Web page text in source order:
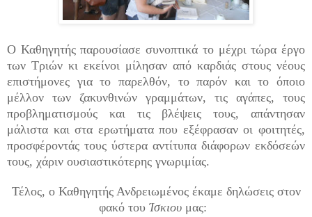
Ο Καθηγητής παρουσίασε συνοπτικά το μέχρι τώρα έργο
των Τριών κι εκείνοι μίλησαν από καρδιάς στους νέους
επιστήμονες για το παρελθόν, το παρόν και το όποιο
μέλλον των ζακυνθινών γραμμάτων, τις αγάπες, τους
προβληματισμούς και τις βλέψεις τους, απάντησαν
μάλιστα και στα ερωτήματα που εξέφρασαν οι φοιτητές,
προσφέροντάς τους ύστερα αντίτυπα διάφορων εκδόσεών
τους, χάριν ουσιαστικότερης γνωριμίας.
Τέλος, ο Καθηγητής Ανδρειωμένος έκαμε δηλώσεις στον
φακό τουΊσκιουμας: